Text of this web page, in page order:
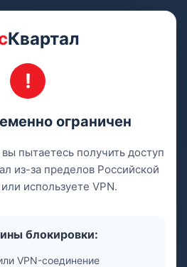
Квартал
ограничен
пытаетесь получить доступ
из-за пределов Российской
используете VPN.
блокировки:
VPN-соединение